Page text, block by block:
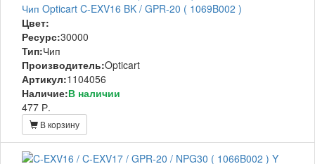
Чип Opticart C-EXV16 BK / GPR-20 ( 1069B002 )
Цвет:
Ресурс:30000
Тип:Чип
Производитель:Opticart
Артикул:1104056
Наличие:В наличии
477 Р.
В корзину